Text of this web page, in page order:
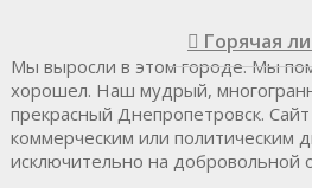
Горячая
Мы выросли в этом городе. Мы
хорошел. Наш мудрый,
прекрасный Днепропетровск.
коммерческим или политическим
исключительно на добровольной